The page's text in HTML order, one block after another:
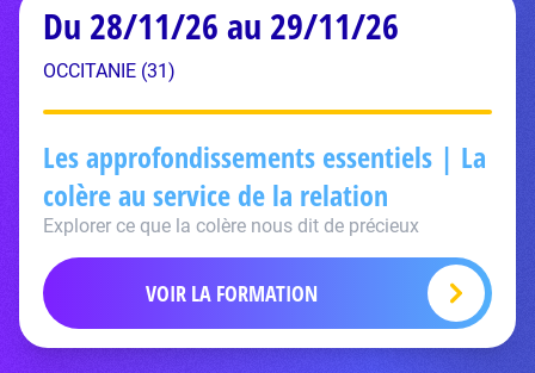
Du 28/11/26 au 29/11/26
OCCITANIE (31)
Les approfondissements essentiels | La
colère au service de la relation
Explorer ce que la colère nous dit de précieux
VOIR LA FORMATION